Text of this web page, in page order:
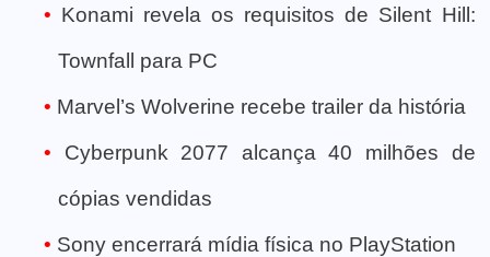
Konami revela os requisitos de Silent Hill:
Townfall para PC
Marvel’s Wolverine recebe trailer da história
Cyberpunk 2077 alcança 40 milhões de
cópias vendidas
Sony encerrará mídia física no PlayStation